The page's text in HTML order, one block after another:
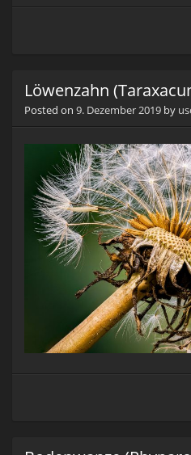
Löwenzahn
Posted on 9. Dezember 2019 by